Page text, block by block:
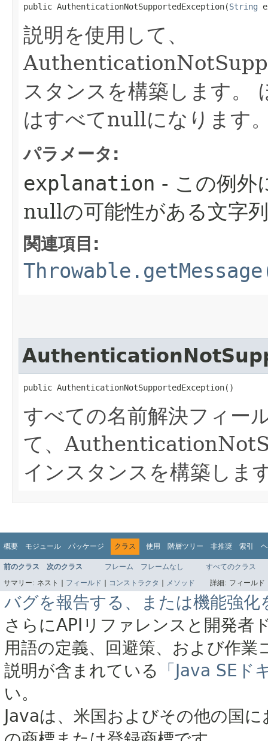
public AuthenticationNotSupportedException​(String
説明を使用して、
スタンスを構築します。
はすべてnullになります
パラメータ:
explanation - この例外
nullの可能性がある文字
関連項目:
public AuthenticationNotSupportedException()
すべての名前解決フィー
て、
インスタンスを構築しま
概要 モジュール パッケージ クラス 使用 階層ツリー 非推奨 索引
前のクラス 次のクラス フレーム フレームなし
すべてのクラス
サマリー: ネスト | フィールド | コンストラクタ | メソッド 詳細: フィール
バグを報告する、または機能強化
さらにAPIリファレンスと開発者
用語の定義、回避策、および作
説明が含まれている
「Java SE
い。
Javaは、米国およびその他の国